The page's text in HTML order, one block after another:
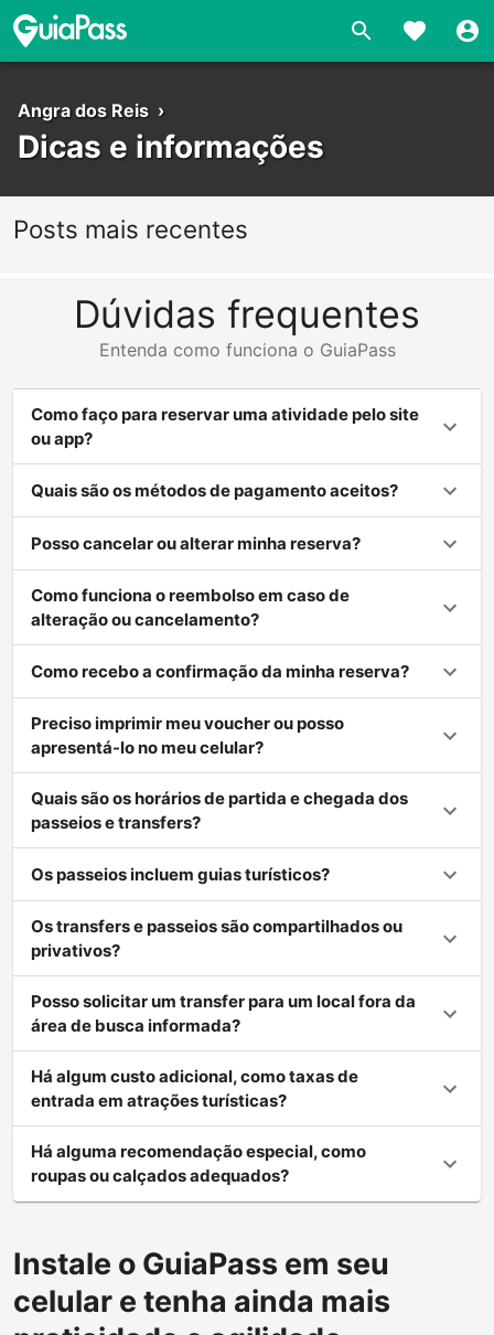
Angra dos Reis ›
Dicas e informações
Posts mais recentes
Dúvidas frequentes
Entenda como funciona o GuiaPass
Como faço para reservar uma atividade pelo site
ou app?
Quais são os métodos de pagamento aceitos?
Posso cancelar ou alterar minha reserva?
Como funciona o reembolso em caso de
alteração ou cancelamento?
Como recebo a confirmação da minha reserva?
Preciso imprimir meu voucher ou posso
apresentá-lo no meu celular?
Quais são os horários de partida e chegada dos
passeios e transfers?
Os passeios incluem guias turísticos?
Os transfers e passeios são compartilhados ou
privativos?
Posso solicitar um transfer para um local fora da
área de busca informada?
Há algum custo adicional, como taxas de
entrada em atrações turísticas?
Há alguma recomendação especial, como
roupas ou calçados adequados?
Instale o GuiaPass em seu
celular e tenha ainda mais